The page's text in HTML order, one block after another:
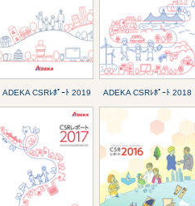
ADEKA CSRﾚﾎﾟｰﾄ 2019 ADEKA CSRﾚﾎﾟｰﾄ 2018